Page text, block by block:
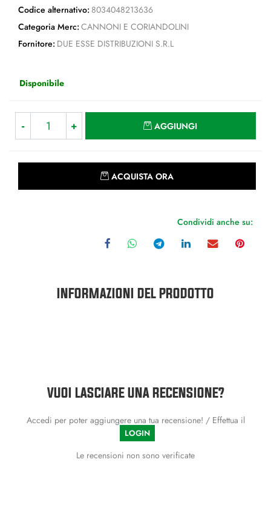
Codice alternativo: 8034048213636
Categoria Merc: CANNONI E CORIANDOLINI
Fornitore: DUE ESSE DISTRIBUZIONI S.R.L
Disponibile
AGGIUNGI
ACQUISTA ORA
Condividi anche su:
INFORMAZIONI DEL PRODOTTO
VUOI LASCIARE UNA RECENSIONE?
Accedi per poter aggiungere una tua recensione! / Effettua il
LOGIN
Le recensioni non sono verificate